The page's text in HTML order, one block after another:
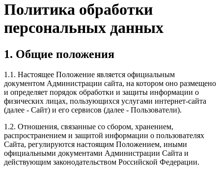
Политика обработки
персональных данных
1. Общие положения
1.1. Настоящее Положение является официальным
документом Администрации сайта, на котором оно размещено
и определяет порядок обработки и защиты информации о
физических лицах, пользующихся услугами интернет-сайта
(далее - Сайт) и его сервисов (далее - Пользователи).
1.2. Отношения, связанные со сбором, хранением,
распространением и защитой информации о пользователях
Сайта, регулируются настоящим Положением, иными
официальными документами Администрации Сайта и
действующим законодательством Российской Федерации.